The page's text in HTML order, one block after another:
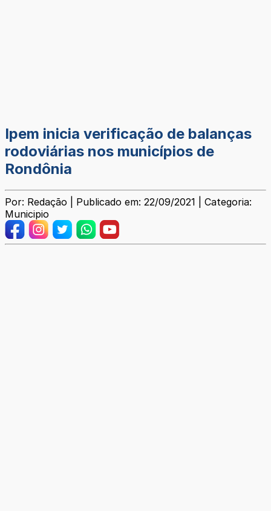
Ipem inicia verificação de balanças
rodoviárias nos municípios de
Rondônia
Por: Redação | Publicado em: 22/09/2021 | Categoria:
Municipio